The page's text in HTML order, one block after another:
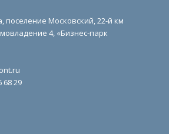
поселение Московский, 22-й км
4, «Бизнес-парк
68 29